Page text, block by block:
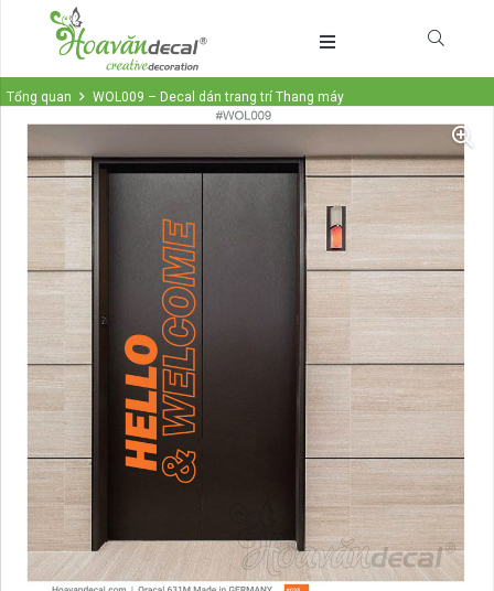
Tổng quan WOL009 – Decal dán trang trí Thang máy